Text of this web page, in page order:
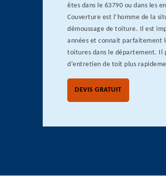
êtes dans le 63790 ou dans les
Couverture est l’homme de la
démoussage de toiture. Il est
années et connait parfaitement
toitures dans le département. Il
d’entretien de toit plus
DEVIS GRATUIT